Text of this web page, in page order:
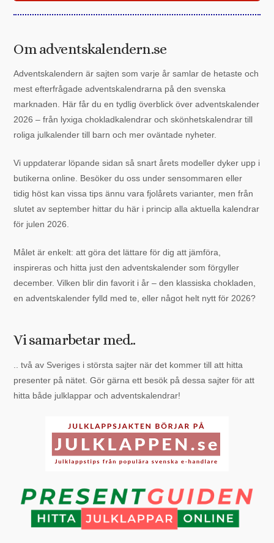
Om adventskalendern.se
Adventskalendern är sajten som varje år samlar de hetaste och
mest efterfrågade adventskalendrarna på den svenska
marknaden. Här får du en tydlig överblick över adventskalender
2026 – från lyxiga chokladkalendrar och skönhetskalendrar till
roliga julkalender till barn och mer oväntade nyheter.
Vi uppdaterar löpande sidan så snart årets modeller dyker upp i
butikerna online. Besöker du oss under sensommaren eller
tidig höst kan vissa tips ännu vara fjolårets varianter, men från
slutet av september hittar du här i princip alla aktuella kalendrar
för julen 2026.
Målet är enkelt: att göra det lättare för dig att jämföra,
inspireras och hitta just den adventskalender som förgyller
december. Vilken blir din favorit i år – den klassiska chokladen,
en adventskalender fylld med te, eller något helt nytt för 2026?
Vi samarbetar med..
.. två av Sveriges i största sajter när det kommer till att hitta
presenter på nätet. Gör gärna ett besök på dessa sajter för att
hitta både julklappar och adventskalendrar!